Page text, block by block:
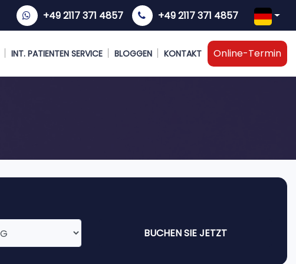
+49 2117 371 4857 +49 2117 371 4857
INT. PATIENTEN SERVICE BLOGGEN KONTAKT Online-Termin
BUCHEN SIE JETZT